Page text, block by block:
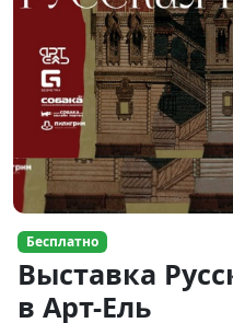
Бесплатно
Выставка
в Арт-Ель